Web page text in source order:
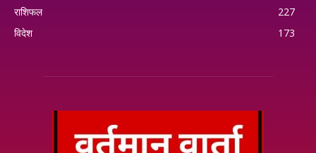
राशिफल
227
विदेश
173